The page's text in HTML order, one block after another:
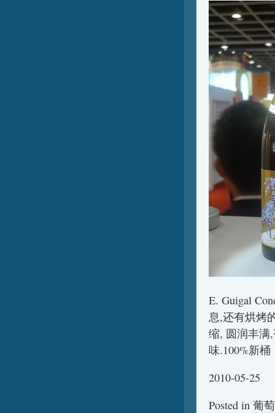
E. Guigal
息,还有烘烤
缩, 圆润丰满
味.100%新桶
2010-05-25
Posted in 葡